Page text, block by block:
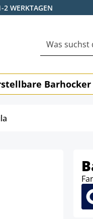
2 WERKTAGEN
Barhocker